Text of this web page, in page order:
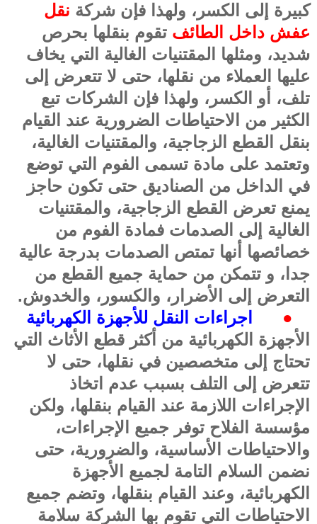
كبيرة إلى الكسر، ولهذا فإن شركة نقل
عفش داخل الطائف تقوم بنقلها بحرص
شديد، ومثلها المقتنيات الغالية التي يخاف
عليها العملاء من نقلها، حتى لا تتعرض إلى
تلف، أو الكسر، ولهذا فإن الشركات تبع
الكثير من الاحتياطات الضرورية عند القيام
بنقل القطع الزجاجية، والمقتنيات الغالية،
وتعتمد على مادة تسمى الفوم التي توضع
في الداخل من الصناديق حتى تكون حاجز
يمنع تعرض القطع الزجاجية، والمقتنيات
الغالية إلى الصدمات فمادة الفوم من
خصائصها أنها تمتص الصدمات بدرجة عالية
جدا، و تتمكن من حماية جميع القطع من
التعرض إلى الأضرار، والكسور، والخدوش.
●
اجراءات النقل للأجهزة الكهربائية
الأجهزة الكهربائية من أكثر قطع الأثاث التي
تحتاج إلى متخصصين في نقلها، حتى لا
تتعرض إلى التلف بسبب عدم اتخاذ
الإجراءات اللازمة عند القيام بنقلها، ولكن
مؤسسة الفلاح توفر جميع الإجراءات،
والاحتياطات الأساسية، والضرورية، حتى
نضمن السلام التامة لجميع الأجهزة
الكهربائية، وعند القيام بنقلها، وتضم جميع
الاحتياطات التي تقوم بها الشركة سلامة